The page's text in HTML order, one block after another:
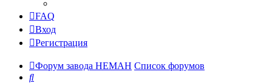
FAQ
Вход
Регистрация
Форум завода НЕМАН Список форумов
Поиск